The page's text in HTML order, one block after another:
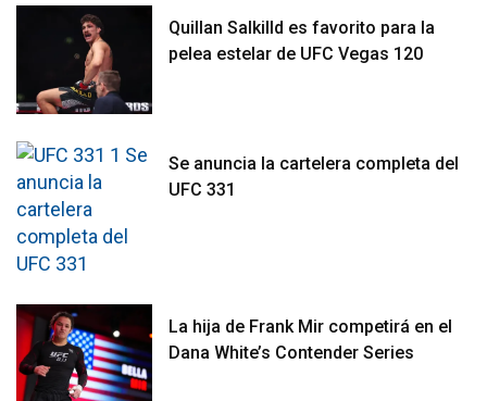
Quillan Salkilld es favorito para la
pelea estelar de UFC Vegas 120
Se anuncia la cartelera completa del
UFC 331
La hija de Frank Mir competirá en el
Dana White’s Contender Series